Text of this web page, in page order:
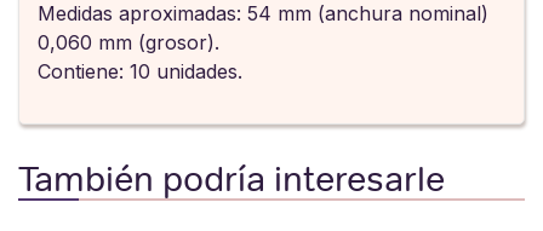
Medidas aproximadas: 54 mm (anchura nominal)
0,060 mm (grosor).
Contiene: 10 unidades.
También podría interesarle